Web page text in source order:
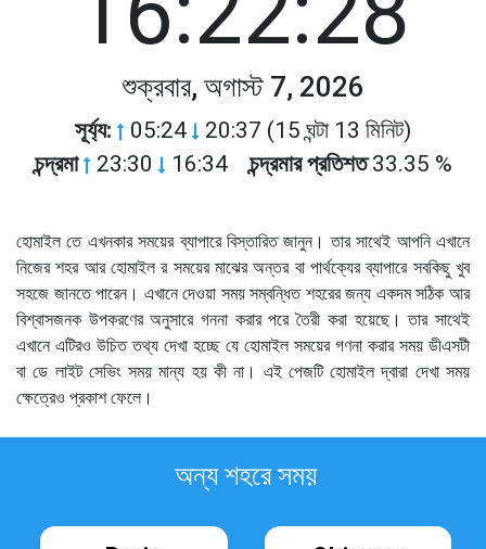
শুক্রবার, অগাস্ট 7, 2026
সূর্য্য: 05:24 20:37 (15 ঘন্টা 13 মিনিট)
চন্দ্রমা 23:30 16:34 চন্দ্রমার প্রতিশত33.35 %
হোমাইল তে এখনকার সময়ের ব্যাপারে বিস্তারিত জানুন। তার সাথেই আপনি এখানে
নিজের শহর আর হোমাইল র সময়ের মাঝের অন্তর বা পার্থক্যের ব্যাপারে সবকিছু খুব
সহজে জানতে পারেন। এখানে দেওয়া সময় সম্বন্ধিত শহরের জন্য একদম সঠিক আর
বিশ্বাসজনক উপকরণের অনুসারে গননা করার পরে তৈরী করা হয়েছে। তার সাথেই
এখানে এটিরও উচিত তথ্য দেখা হচ্ছে যে হোমাইল সময়ের গণনা করার সময় ডীএসটী
বা ডে লাইট সেভিং সময় মান্য হয় কী না। এই পেজটি হোমাইল দ্বারা দেখা সময়
ক্ষেত্রেও প্রকাশ ফেলে।
অন্য শহরে সময়